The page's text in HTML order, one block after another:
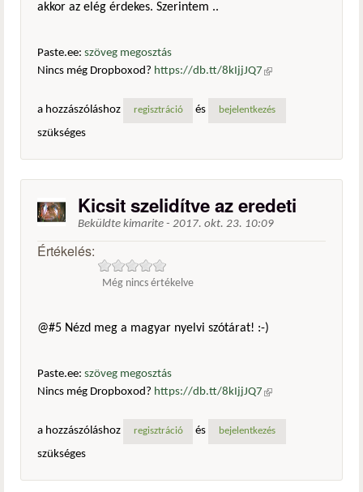
akkor az elég érdekes. Szerintem ..
Paste.ee: szöveg megosztás
Nincs még Dropboxod? https://db.tt/8kIjjJQ7 (külső
a hozzászóláshoz
regisztráció és bejelentkezés
szükséges
Kicsit szelidítve az eredeti
Beküldte kimarite - 2017. okt. 23. 10:09
Értékelés:
Még nincs értékelve
@#5 Nézd meg a magyar nyelvi szótárat! :-)
Paste.ee: szöveg megosztás
Nincs még Dropboxod? https://db.tt/8kIjjJQ7 (külső
a hozzászóláshoz
regisztráció és bejelentkezés
szükséges